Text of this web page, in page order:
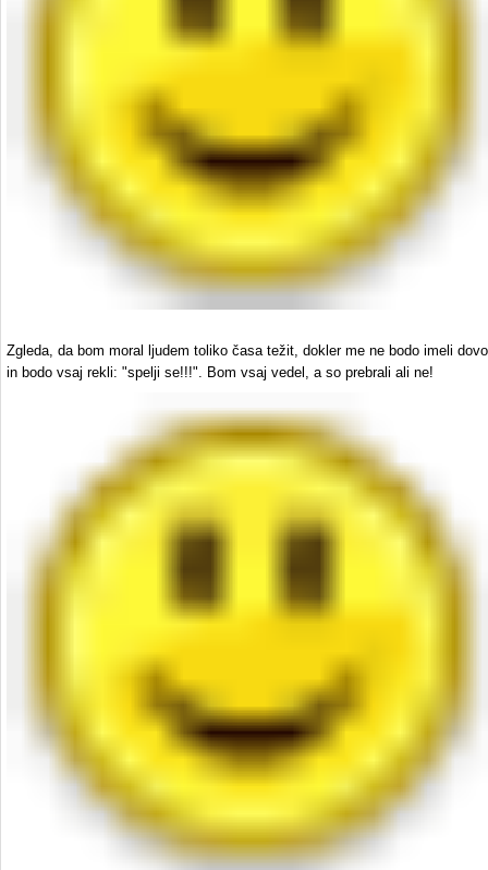
Zgleda, da bom moral ljudem toliko časa težit, dokler me ne bodo imeli
in bodo vsaj rekli: "spelji se!!!". Bom vsaj vedel, a so prebrali ali ne!